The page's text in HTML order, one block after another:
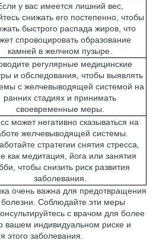
у вас имеется лишний вес,
снижать его постепенно, чтобы
быстрого распада жиров, что
спровоцировать образование
камней в желчном пузыре.
регулярные медицинские
и обследования, чтобы выявлять
с желчевыводящей системой на
ранних стадиях и принимать
своевременные меры.
может негативно сказываться на
желчевыводящей системы.
стратегии снятия стресса,
как медитация, йога или занятия
чтобы снизить риск развития
заболевания.
очень важна для предотвращения
Соблюдайте эти меры
с врачом для более
индивидуальном риске и
этого заболевания.